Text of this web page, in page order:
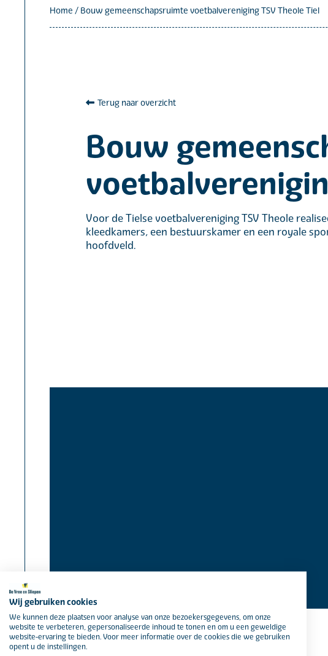
Home / Bouw gemeenschapsruimte voetbalvereniging TSV Theole Tiel
Terug naar overzicht
Bouw
Voor de Tielse voetbalvereniging TSV Theole
kleedkamers, een bestuurskamer en een royale
hoofdveld.
Wij gebruiken cookies
We kunnen deze plaatsen voor analyse van onze bezoekersgegevens, om onze
website te verbeteren, gepersonaliseerde inhoud te tonen en om u een geweldige
website-ervaring te bieden. Voor meer informatie over de cookies die we gebruiken
opent u de instellingen.